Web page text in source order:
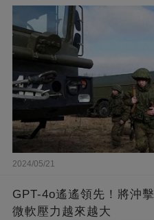
2024/05/21
GPT-4o遙遙領先！將沖
微軟壓力越來越大